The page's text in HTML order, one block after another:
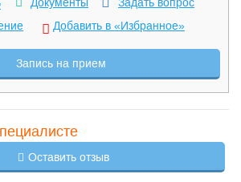
Добавить в «Избранное»
Запись на прием
Оставить отзыв